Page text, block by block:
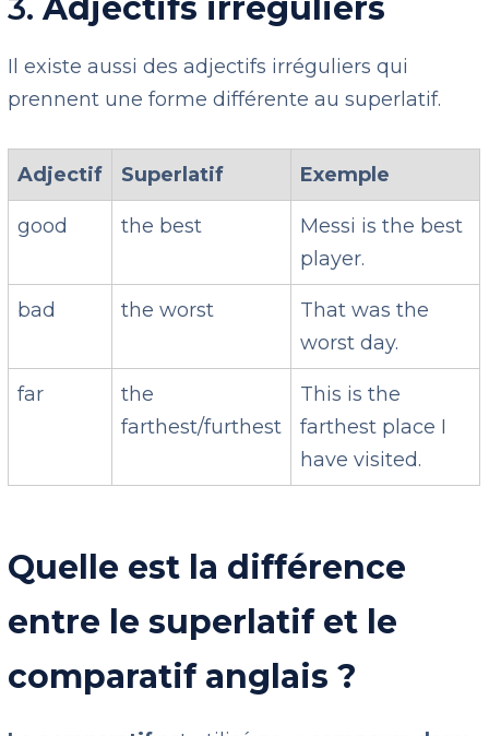
3.Adjectifs irréguliers
Il existe aussi des adjectifs irréguliers qui
prennent une forme différente au superlatif.
Adjectif Superlatif Exemple
good the best
Messi is the best
player.
bad the worst
That was the
worst day.
far
the
farthest/furthest
This is the
farthest place I
have visited.
Quelle est la différence
entre le superlatif et le
comparatif anglais ?